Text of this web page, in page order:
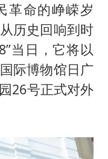
革命的峥嵘岁
历史回响到时
当日，它将以
际博物馆日广
26号正式对外